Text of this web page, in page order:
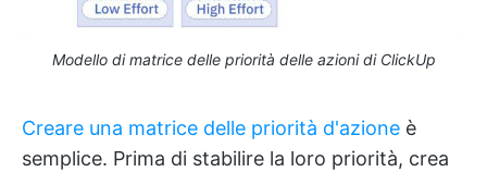
Modello di matrice delle priorità delle azioni di ClickUp
Creare una matrice delle priorità d'azione è
semplice. Prima di stabilire la loro priorità, crea